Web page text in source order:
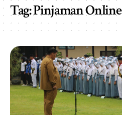
Tag:Pinjaman Online